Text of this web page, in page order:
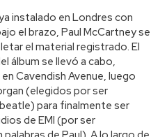
instalado en Londres con
el brazo, Paul McCartney se
el material registrado. El
álbum se llevó a cabo,
Cavendish Avenue, luego
(elegidos por ser
para finalmente ser
de EMI (por ser